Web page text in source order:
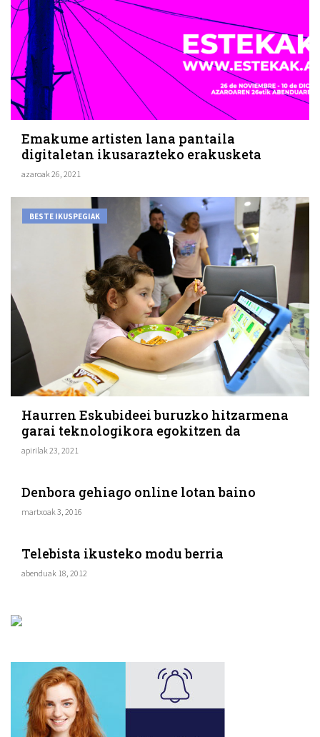
Emakume artisten lana pantaila
digitaletan ikusarazteko erakusketa
azaroak 26, 2021
BESTE IKUSPEGIAK
Haurren Eskubideei buruzko hitzarmena
garai teknologikora egokitzen da
apirilak 23, 2021
TEKNOLOGIA
Denbora gehiago online lotan baino
martxoak 3, 2016
TEKNOLOGIA
Telebista ikusteko modu berria
abenduak 18, 2012